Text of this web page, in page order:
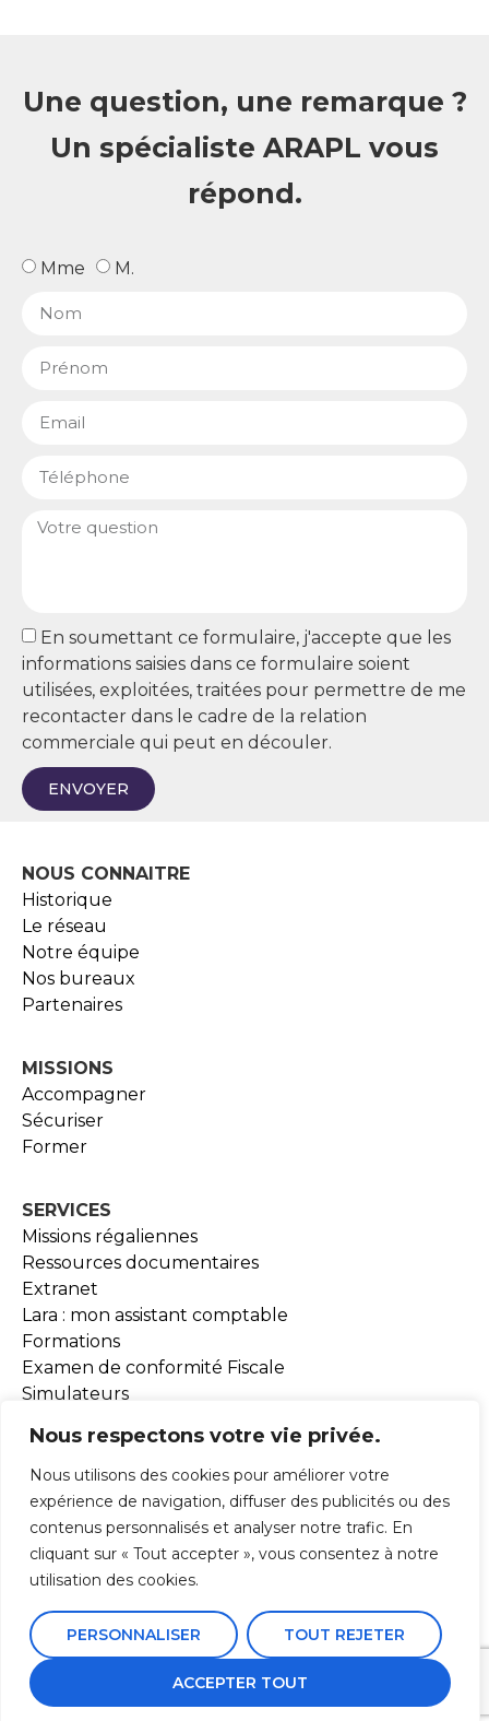
Nous respectons votre vie privée.
Nous utilisons des cookies pour améliorer votre
expérience de navigation, diffuser des publicités ou des
contenus personnalisés et analyser notre trafic. En
cliquant sur « Tout accepter », vous consentez à notre
utilisation des cookies.
PERSONNALISER TOUT REJETER
ACCEPTER TOUT
Une question, une remarque ?
Un spécialiste ARAPL vous
répond.
Mme M.
En soumettant ce formulaire, j'accepte que les
informations saisies dans ce formulaire soient
utilisées, exploitées, traitées pour permettre de me
recontacter dans le cadre de la relation
commerciale qui peut en découler.
ENVOYER
NOUS CONNAITRE
Historique
Le réseau
Notre équipe
Nos bureaux
Partenaires
MISSIONS
Accompagner
Sécuriser
Former
SERVICES
Missions régaliennes
Ressources documentaires
Extranet
Lara : mon assistant comptable
Formations
Examen de conformité Fiscale
Simulateurs
ADHESION
ACTUALITÉS
Mentions Légales
Conception webyoo